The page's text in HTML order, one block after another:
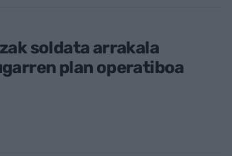
soldata arrakala
plan operatiboa